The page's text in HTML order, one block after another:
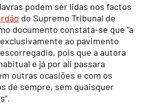
podem ser lidas nos factos
do Supremo Tribunal de
documento constata-se que “a
ao pavimento
pois que a autora
e já por ali passara
outras ocasiões e com os
de sempre, sem quaisquer